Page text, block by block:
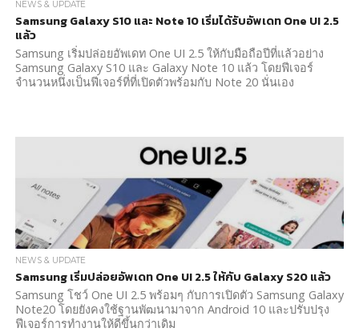
NEWS & UPDATE
Samsung Galaxy S10 และ Note 10 เริ่มได้รับอัพเดท One UI 2.5
แล้ว
Samsung เริ่มปล่อยอัพเดท One UI 2.5 ให้กับมือถือปีที่แล้วอย่าง
Samsung Galaxy S10 และ Galaxy Note 10 แล้ว โดยฟีเจอร์
จำนวนหนึ่งเป็นฟีเจอร์ที่ที่เปิดตัวพร้อมกับ Note 20 นั่นเอง
NEWS & UPDATE
Samsung เริ่มปล่อยอัพเดท One UI 2.5 ให้กับ Galaxy S20 แล้ว
Samsung โชว์ One UI 2.5 พร้อมๆ กับการเปิดตัว Samsung Galaxy
Note20 โดยยังคงใช้ฐานพัฒนามาจาก Android 10 และปรับปรุง
ฟีเจอร์การทำงานให้ดีขึ้นกว่าเดิม